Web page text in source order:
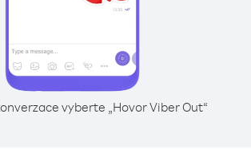
vyberte „Hovor Viber Out“